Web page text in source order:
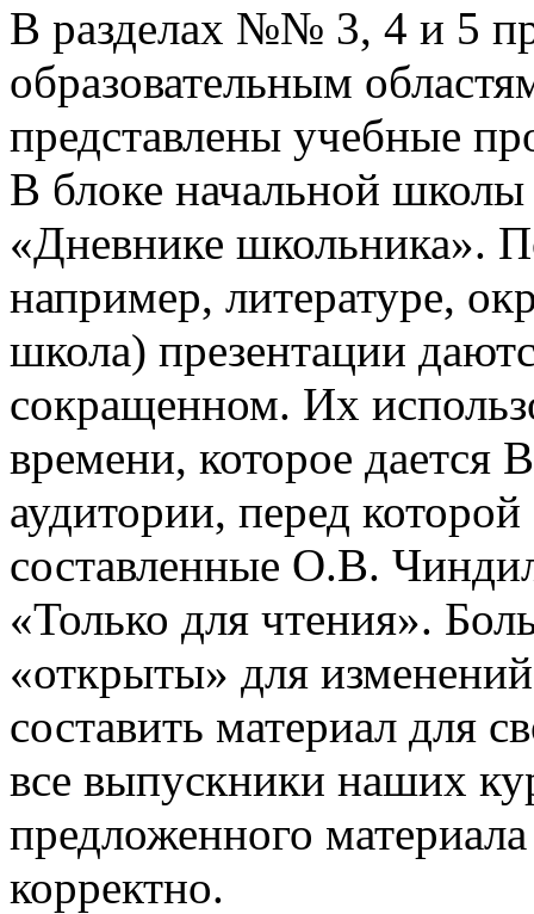
В разделах №№ 3, 4 и 5
образовательным
представлены учебные
В блоке начальной
«Дневнике школьника».
например, литературе,
школа) презентации
сокращенном. Их
времени, которое дается
аудитории, перед
составленные О.В.
«Только для чтения».
«открыты» для
составить материал для
все выпускники наших
предложенного
корректно.